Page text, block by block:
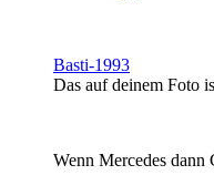
Basti-1993
Das auf deinem Foto
Wenn Mercedes